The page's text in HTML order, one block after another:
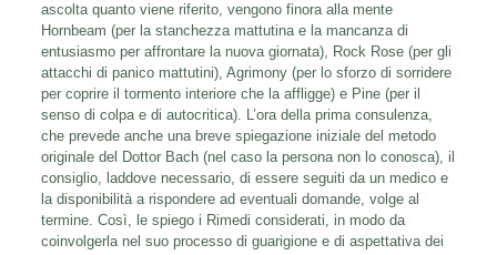
ascolta quanto viene riferito, vengono finora alla mente
Hornbeam (per la stanchezza mattutina e la mancanza di
entusiasmo per affrontare la nuova giornata), Rock Rose (per gli
attacchi di panico mattutini), Agrimony (per lo sforzo di sorridere
per coprire il tormento interiore che la affligge) e Pine (per il
senso di colpa e di autocritica). L’ora della prima consulenza,
che prevede anche una breve spiegazione iniziale del metodo
originale del Dottor Bach (nel caso la persona non lo conosca), il
consiglio, laddove necessario, di essere seguiti da un medico e
la disponibilità a rispondere ad eventuali domande, volge al
termine. Così, le spiego i Rimedi considerati, in modo da
coinvolgerla nel suo processo di guarigione e di aspettativa dei